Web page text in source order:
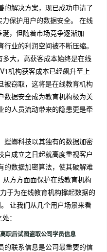
的解决方案，现已成功申请了
保护用户的数据安全。 在线
，但随着市场竞争逐渐加
业的利润空间被不断压缩。
大，高获客成本始终是在线
机构获客成本已经飙升至上
被窃取，这将是在线教育机构
数据安全成为教育机构极为关
的人员流动带来的隐患更是牵
螳螂科技以其独有的数据加密
自成立之日起就高度重视客户
的数据加密算法，使其破解难
方方面面保护在线教育机构
于为在线教育机构撑起数据的
让我们从几个用户场景来看
：
职后试图盗取公司学员信息
的联系信息是公司最重要的信